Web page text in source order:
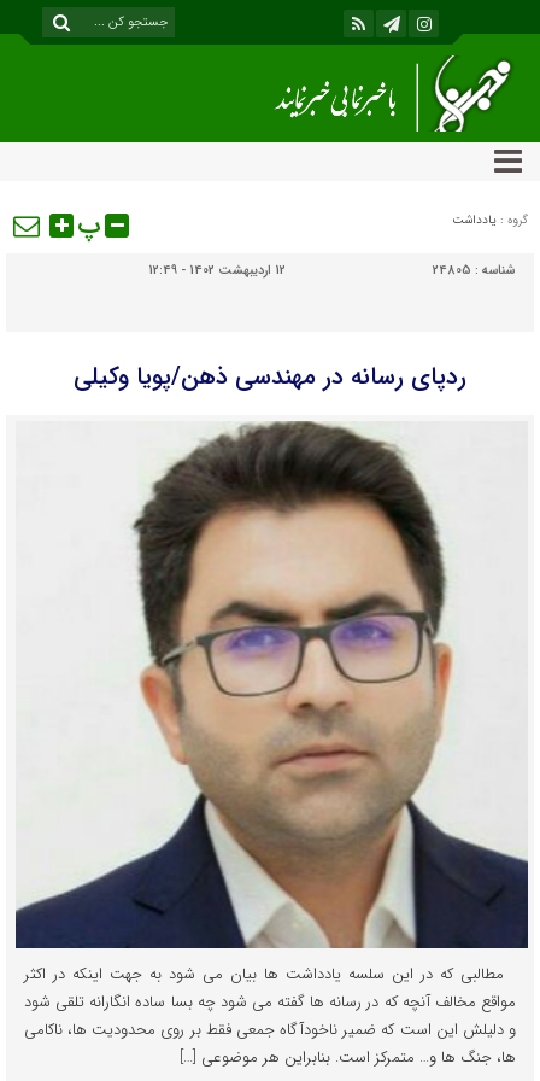
گروه : یادداشت پ
شناسه : 24805 12 اردیبهشت 1402 - 12:49
ردپای رسانه در مهندسی ذهن/پویا وکیلی
مطالبی که در این سلسه یادداشت ها بیان می شود به جهت اینکه در اکثر
مواقع مخالف آنچه که در رسانه ها گفته می شود چه بسا ساده انگارانه تلقی شود
و دلیلش این است که ضمیر ناخودآگاه جمعی فقط بر روی محدودیت ها، ناکامی
ها، جنگ ها و… متمرکز است. بنابراین هر موضوعی […]